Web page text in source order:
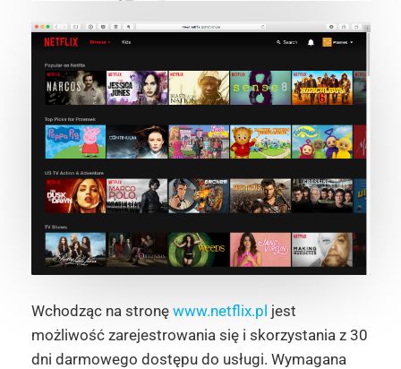
Wchodząc na stronę www.netflix.pl jest
możliwość zarejestrowania się i skorzystania z 30
dni darmowego dostępu do usługi. Wymagana